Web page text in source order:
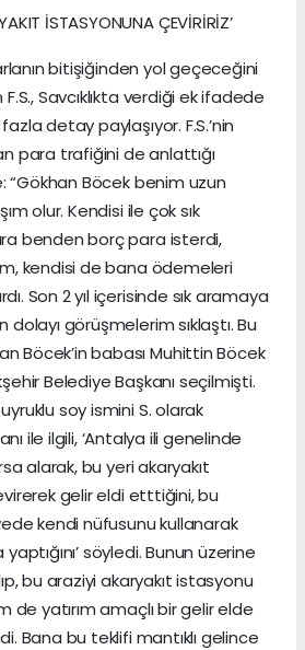
İSTASYONUNA ÇEVİRİRİZ’
bitişiğinden yol geçeceğini
Savcıklıkta verdiği ek ifadede
detay paylaşıyor. F.S.’nin
para trafiğini de anlattığı
“Gökhan Böcek benim uzun
olur. Kendisi ile çok sık
benden borç para isterdi,
kendisi de bana ödemeleri
Son 2 yıl içerisinde sık aramaya
görüşmelerim sıklaştı. Bu
Böcek’in babası Muhittin Böcek
Belediye Başkanı seçilmişti.
soy ismini S. olarak
ile ilgili, ‘Antalya ili genelinde
alarak, bu yeri akaryakıt
gelir eldi etttiğini, bu
kendi nüfusunu kullanarak
söyledi. Bunun üzerine
bu araziyi akaryakıt istasyonu
de yatırım amaçlı bir gelir elde
Bana bu teklifi mantıklı gelince